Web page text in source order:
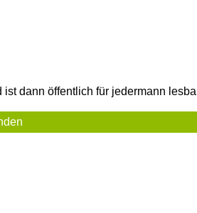
dann öffentlich für jedermann